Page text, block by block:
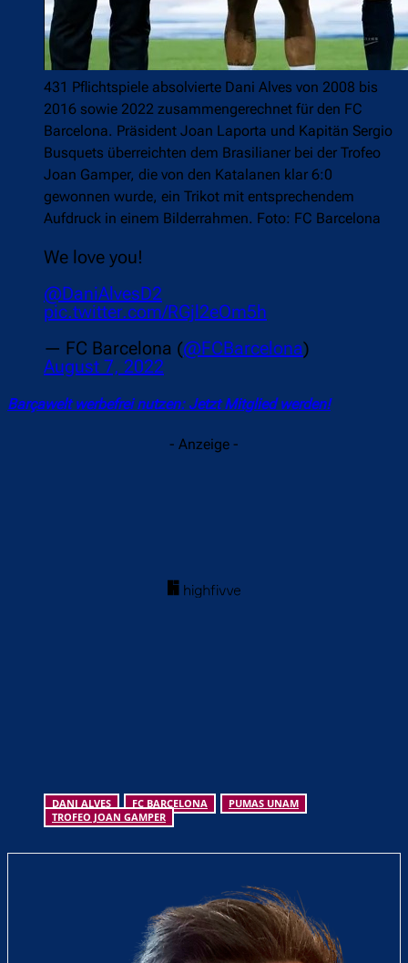
431 Pflichtspiele absolvierte Dani Alves von 2008 bis
2016 sowie 2022 zusammengerechnet für den FC
Barcelona. Präsident Joan Laporta und Kapitän Sergio
Busquets überreichten dem Brasilianer bei der Trofeo
Joan Gamper, die von den Katalanen klar 6:0
gewonnen wurde, ein Trikot mit entsprechendem
Aufdruck in einem Bilderrahmen. Foto: FC Barcelona
We love you!
@DaniAlvesD2
pic.twitter.com/RGjl2eOm5h
— FC Barcelona (@FCBarcelona)
August 7, 2022
Barçawelt werbefrei nutzen: Jetzt Mitglied werden!
- Anzeige -
DANI ALVES FC BARCELONA
PUMAS UNAM
TROFEO JOAN GAMPER